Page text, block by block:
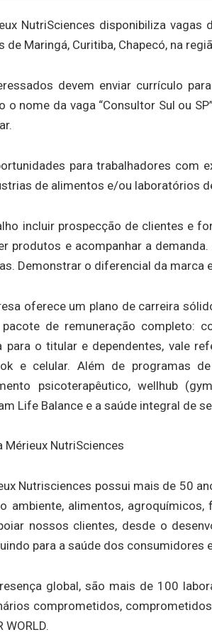
NutriSciences disponibiliza vagas
de Maringá, Curitiba, Chapecó, na
devem enviar currículo
o nome da vaga “Consultor Sul ou
para trabalhadores com
de alimentos e/ou laboratórios
incluir prospecção de clientes e
produtos e acompanhar a
Demonstrar o diferencial da marca
oferece um plano de carreira
de remuneração completo:
para o titular e dependentes, vale
e celular. Além de programas
psicoterapêutico, wellhub
Life Balance e a saúde integral de
Mérieux NutriSciences
Nutrisciences possui mais de 50
ambiente, alimentos,
nossos clientes, desde o
para a saúde dos consumidores
global, são mais de 100
comprometidos, comprometidos
WORLD.